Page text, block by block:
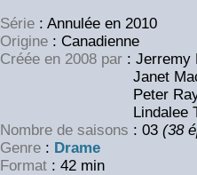
Série : Annulée en 2010
Origine : Canadienne
Créée en 2008 par : Jerremy
Janet
Peter
Lindalee
Nombre de saisons : 03 (38
Genre : Drame
Format : 42 min